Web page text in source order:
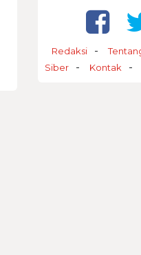
Redaksi
Siber
Kontak